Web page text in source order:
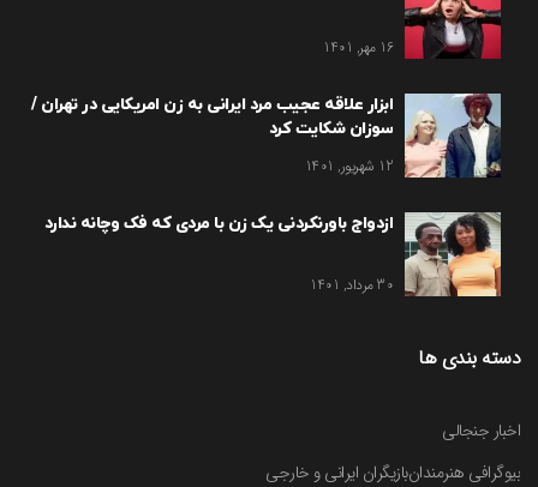
16 مهر, 1401
ابزار علاقه عجیب مرد ایرانی به زن امریکایی در تهران /
سوزان شکایت کرد
12 شهریور, 1401
ازدواج باورنکردنی یک زن با مردی که فک وچانه ندارد
30 مرداد, 1401
دسته بندی ها
اخبار جنجالی
بیوگرافی هنرمندانبازیگران ایرانی و خارجی